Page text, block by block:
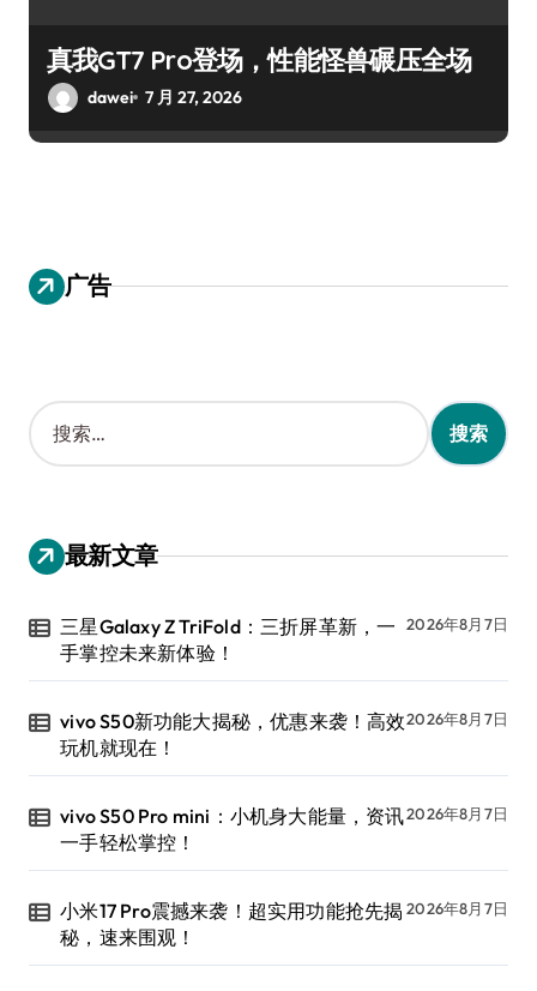
真我GT7 Pro登场，性能怪兽碾压全场
dawei 7 月 27, 2026
广告
搜
索
：
最新文章
三星Galaxy Z TriFold：三折屏革新，一
手掌控未来新体验！
2026年8月7日
vivo S50新功能大揭秘，优惠来袭！高效
玩机就现在！
2026年8月7日
vivo S50 Pro mini：小机身大能量，资讯
一手轻松掌控！
2026年8月7日
小米17 Pro震撼来袭！超实用功能抢先揭
秘，速来围观！
2026年8月7日